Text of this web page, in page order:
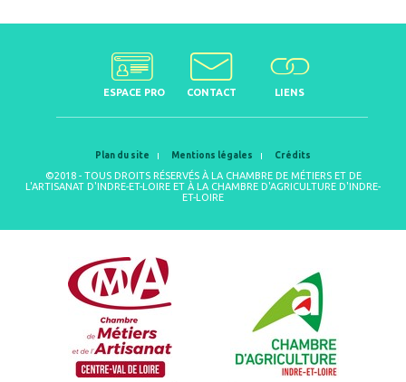
ESPACE PRO CONTACT LIENS
Plan du site Mentions légales Crédits
©2018 - TOUS DROITS RÉSERVÉS À LA CHAMBRE DE MÉTIERS ET DE
L'ARTISANAT D'INDRE-ET-LOIRE ET À LA CHAMBRE D'AGRICULTURE D'INDRE-
ET-LOIRE